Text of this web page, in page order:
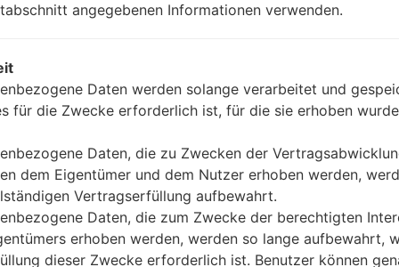
akaLG
angegebenen Informationen verwenden.
Daten werden solange verarbeitet und
für die Zwecke erforderlich ist, für die sie erhoben
Daten, die zu Zwecken der
dem Eigentümer und dem Nutzer erhoben werden,
Vertragserfüllung aufbewahrt.
Daten, die zum Zwecke der berechtigten
erhoben werden, werden so lange aufbewahrt,
dieser Zwecke erforderlich ist. Benutzer können